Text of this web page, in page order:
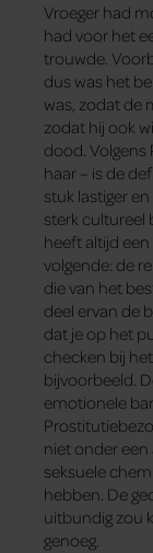
Vroeger had
had voor het
trouwde.
dus was het
was, zodat de
zodat hij ook
dood. Volgens
haar – is de
stuk lastiger
sterk cultureel
heeft altijd
volgende: de
die van het
deel ervan de
dat je op het
checken bij
bijvoorbeeld.
emotionele
niet onder
seksuele
hebben. De
uitbundig zou
genoeg.